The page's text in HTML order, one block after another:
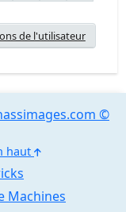
de l'utilisateur
Machines
©
haut